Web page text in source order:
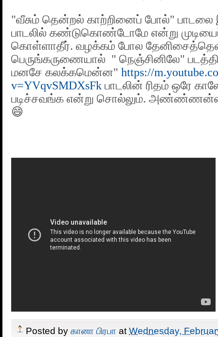
"வீசும் தென்றல் காற்றினைப் போல்"
பாடலில் கண்டுகொண்டோமே என்று
கொள்ளாதீர். வழக்கம் போல
பெருங்கருணையால் " நெஞ்சினிலே"
மனசே கலக்கமென்ன" https://
v=YVqvSMDXsFk பாடலின் ரிதம் ஒரே
படிச்சவங்க என்று சொல்லும்.
😄
Posted by கானா பிரபா at Wednesday,